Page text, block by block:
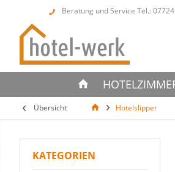
Beratung und Service Tel.:
Übersicht Hotelslipper
KATEGORIEN